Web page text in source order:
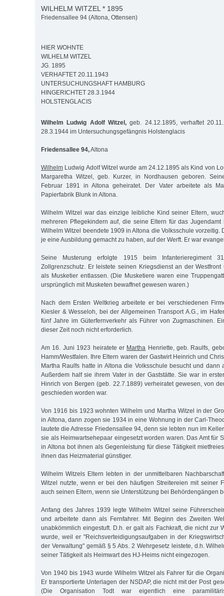
WILHELM WITZEL * 1895
Friedensallee 94 (Altona, Ottensen)
HIER WOHNTE
WILHELM WITZEL
JG. 1895
VERHAFTET 20.11.1943
UNTERSUCHUNGSHAFT HAMBURG
HINGERICHTET 28.3.1944
HOLSTENGLACIS
Wilhelm Ludwig Adolf Witzel, geb. 24.12.1895, verhaftet
28.3.1944 im Untersuchungsgefängnis Holstenglacis
Friedensallee 94,Altona
Wilhelm Ludwig Adolf Witzel wurde am 24.12.1895 als Kind von
Margaretha Witzel, geb. Kurzer, in Nordhausen geboren.
Februar 1891 in Altona geheiratet. Der Vater arbeitete als
Papierfabrik Blunk in Altona.
Wilhelm Witzel war das einzige leibliche Kind seiner Eltern,
mehreren Pflegekindern auf, die seine Eltern für das Jugendamt
Wilhelm Witzel beendete 1909 in Altona die Volksschule vorzeitig.
je eine Ausbildung gemacht zu haben, auf der Werft. Er war
Seine Musterung erfolgte 1915 beim Infanterieregiment
Zollgrenzschutz. Er leistete seinen Kriegsdienst an der
als Musketier entlassen. (Die Musketiere waren eine
ursprünglich mit Musketen bewaffnet gewesen waren.)
Nach dem Ersten Weltkrieg arbeitete er bei verschiedenen
Kiesler & Wesseloh, bei der Allgemeinen Transport A.G., im
fünf Jahre im Güterfernverkehr als Führer von Zugmaschinen.
dieser Zeit noch nicht erforderlich.
Am 16. Juni 1923 heiratete er Martha Henriette, geb. Raulfs,
Hamm/Westfalen. Ihre Eltern waren der Gastwirt Heinrich und
Martha Raulfs hatte in Altona die Volksschule besucht und dann
Außerdem half sie ihrem Vater in der Gaststätte. Sie war in
Hinrich von Bergen (geb. 22.7.1889) verheiratet gewesen, von
geschieden worden war.
Von 1916 bis 1923 wohnten Wilhelm und Martha Witzel in der
in Altona, dann zogen sie 1934 in eine Wohnung in der Carl-
lautete die Adresse Friedensallee 94, denn sie lebten nun im
sie als Heimwartsehepaar eingesetzt worden waren. Das Amt für
in Altona bot ihnen als Gegenleistung für diese Tätigkeit
ihnen das Heizmaterial günstiger.
Wilhelm Witzels Eltern lebten in der unmittelbaren
Witzel nutzte, wenn er bei den häufigen Streitereien mit seiner
auch seinen Eltern, wenn sie Unterstützung bei Behördengängen
Anfang des Jahres 1939 legte Wilhelm Witzel seine
und arbeitete dann als Fernfahrer. Mit Beginn des Zweiten
unabkömmlich eingestuft. D.h. er galt als Fachkraft, die nicht zur
wurde, weil er "Reichsverteidigungsaufgaben in der
der Verwaltung" gemäß § 5 Abs. 2 Wehrgesetz leistete, d.h.
seiner Tätigkeit als Heimwart des HJ-Heims nicht eingezogen.
Von 1940 bis 1943 wurde Wilhelm Witzel als Fahrer für die
Er transportierte Unterlagen der NSDAP, die nicht mit der Post
(Die Organisation Todt war eigentlich eine